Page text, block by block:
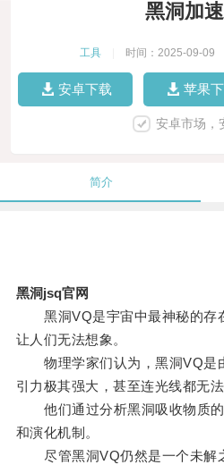
黑洞加
工具 时间：2025-09-09
安卓下载 苹果
安卓市场，
简介
黑洞jsq官网
黑洞VQ是宇宙中最神秘的存
让人们无法想象。
物理学家们认为，黑洞VQ是
引力极其强大，甚至连光线都无法
他们通过分析黑洞吸收物质的
和演化机制。
尽管黑洞VQ仍然是一个未解